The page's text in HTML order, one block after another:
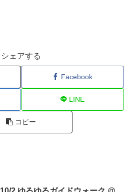
シェアする
Facebook
LINE
コピー